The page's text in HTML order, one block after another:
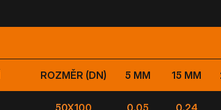
ROZMĚR (DN) 5 MM 15 MM
50X100 0.05 0.24